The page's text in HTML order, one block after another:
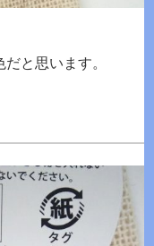
と思います。